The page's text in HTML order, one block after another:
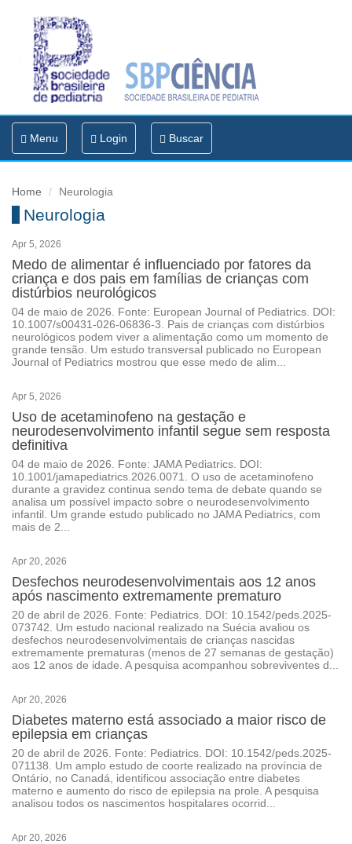
Toggle
navigation
Menu Login Buscar
Home Neurologia
Neurologia
Apr 5, 2026
Medo de alimentar é influenciado por fatores da
criança e dos pais em famílias de crianças com
distúrbios neurológicos
04 de maio de 2026. Fonte: European Journal of Pediatrics. DOI:
10.1007/s00431-026-06836-3. Pais de crianças com distúrbios
neurológicos podem viver a alimentação como um momento de
grande tensão. Um estudo transversal publicado no European
Journal of Pediatrics mostrou que esse medo de alim...
Apr 5, 2026
Uso de acetaminofeno na gestação e
neurodesenvolvimento infantil segue sem resposta
definitiva
04 de maio de 2026. Fonte: JAMA Pediatrics. DOI:
10.1001/jamapediatrics.2026.0071. O uso de acetaminofeno
durante a gravidez continua sendo tema de debate quando se
analisa um possível impacto sobre o neurodesenvolvimento
infantil. Um grande estudo publicado no JAMA Pediatrics, com
mais de 2...
Apr 20, 2026
Desfechos neurodesenvolvimentais aos 12 anos
após nascimento extremamente prematuro
20 de abril de 2026. Fonte: Pediatrics. DOI: 10.1542/peds.2025-
073742. Um estudo nacional realizado na Suécia avaliou os
desfechos neurodesenvolvimentais de crianças nascidas
extremamente prematuras (menos de 27 semanas de gestação)
aos 12 anos de idade. A pesquisa acompanhou sobreviventes d...
Apr 20, 2026
Diabetes materno está associado a maior risco de
epilepsia em crianças
20 de abril de 2026. Fonte: Pediatrics. DOI: 10.1542/peds.2025-
071138. Um amplo estudo de coorte realizado na província de
Ontário, no Canadá, identificou associação entre diabetes
materno e aumento do risco de epilepsia na prole. A pesquisa
analisou todos os nascimentos hospitalares ocorrid...
Apr 20, 2026